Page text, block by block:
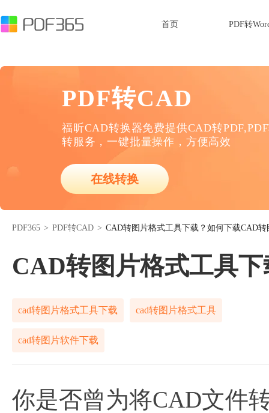
首页 PDF转
PDF转CAD
福昕CAD转换器免费提供CAD转
转服务，一键批量操作，方便高效
在线转换
PDF365 > PDF转CAD > CAD转图片格式工具下载？如何下载CAD
CAD转图片格式工具
cad转图片格式工具下载 cad转图片格式工具
cad转图片软件下载
你是否曾为将CAD文件